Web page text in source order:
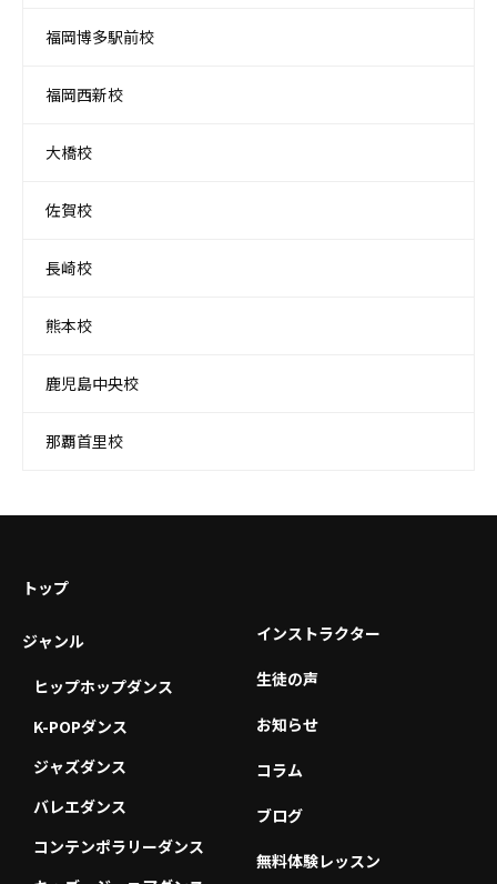
福岡博多駅前校
福岡西新校
大橋校
佐賀校
長崎校
熊本校
鹿児島中央校
那覇首里校
トップ
ジャンル
ヒップホップダンス
K-POPダンス
ジャズダンス
バレエダンス
コンテンポラリーダンス
インストラクター
生徒の声
お知らせ
コラム
ブログ
無料体験レッスン